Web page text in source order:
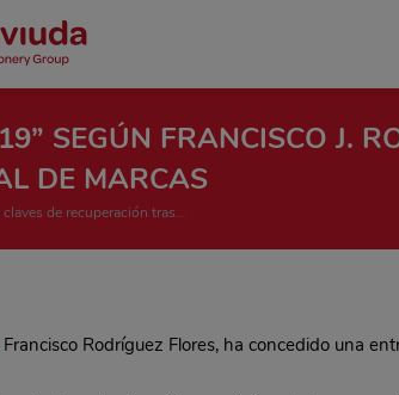
SEGÚN FRANCISCO J.
DE MARCAS
claves de recuperación tras…
Francisco Rodríguez Flores, ha concedido una